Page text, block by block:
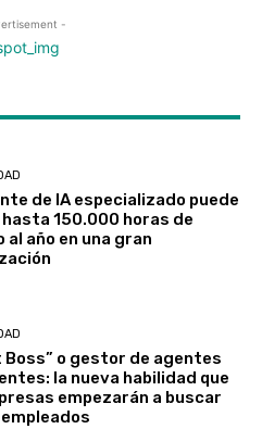
-
de IA especializado puede
150.000 horas de
al año en una gran
Boss” o gestor de agentes
la nueva habilidad que
empezarán a buscar